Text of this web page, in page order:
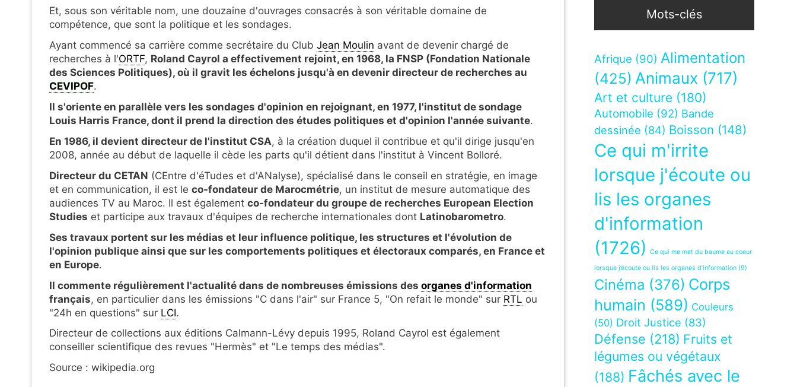
Et, sous son véritable nom, une douzaine d'ouvrages consacrés à son véritable domaine de
compétence, que sont la politique et les sondages.
Ayant commencé sa carrière comme secrétaire du Club Jean Moulin avant de devenir chargé de
recherches à l'ORTF, Roland Cayrol a effectivement rejoint, en 1968, la FNSP (Fondation Nationale
des Sciences Politiques), où il gravit les échelons jusqu'à en devenir directeur de recherches au
CEVIPOF.
Il s'oriente en parallèle vers les sondages d'opinion en rejoignant, en 1977, l'institut de sondage
Louis Harris France, dont il prend la direction des études politiques et d'opinion l'année suivante.
En 1986, il devient directeur de l'institut CSA, à la création duquel il contribue et qu'il dirige jusqu'en
2008, année au début de laquelle il cède les parts qu'il détient dans l'institut à Vincent Bolloré.
Directeur du CETAN (CEntre d'éTudes et d'ANalyse), spécialisé dans le conseil en stratégie, en image
et en communication, il est le co-fondateur de Marocmétrie, un institut de mesure automatique des
audiences TV au Maroc. Il est également co-fondateur du groupe de recherches European Election
Studies et participe aux travaux d'équipes de recherche internationales dont Latinobarometro.
Ses travaux portent sur les médias et leur influence politique, les structures et l'évolution de
l'opinion publique ainsi que sur les comportements politiques et électoraux comparés, en France et
en Europe.
Il commente régulièrement l'actualité dans de nombreuses émissions des organes d'information
français, en particulier dans les émissions "C dans l'air" sur France 5, "On refait le monde" sur RTL ou
"24h en questions" sur LCI.
Directeur de collections aux éditions Calmann-Lévy depuis 1995, Roland Cayrol est également
conseiller scientifique des revues "Hermès" et "Le temps des médias".
Source : wikipedia.org
Mots-clés
Afrique (90) Alimentation
(425) Animaux (717)
Art et culture (180)
Automobile (92) Bande
dessinée (84) Boisson (148)
Ce qui m'irrite
lorsque j'écoute ou
lis les organes
d'information
(1726)
Ce qui me met du baume au coeur
lorsque j’écoute ou lis les organes d’information (9)
Cinéma (376) Corps
humain (589) Couleurs
(50) Droit Justice (83)
Défense (218) Fruits et
légumes ou végétaux
(188) Fâchés avec le